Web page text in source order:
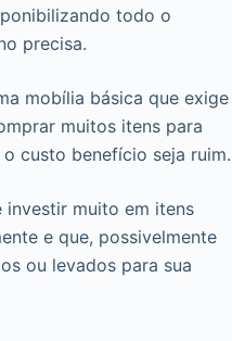
todo o
precisa.
mobília básica que exige
muitos itens para
custo benefício seja ruim.
investir muito em itens
e que, possivelmente
ou levados para sua